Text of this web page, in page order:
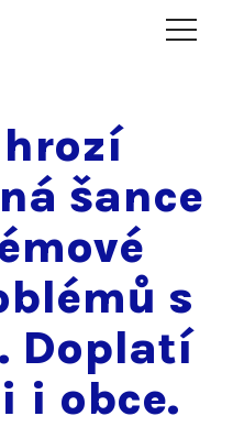
Menu
šance
s
Doplatí
i obce.